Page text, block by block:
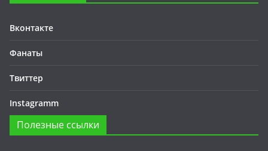
Вконтакте
Фанаты
Твиттер
Instagramm
Полезные ссылки